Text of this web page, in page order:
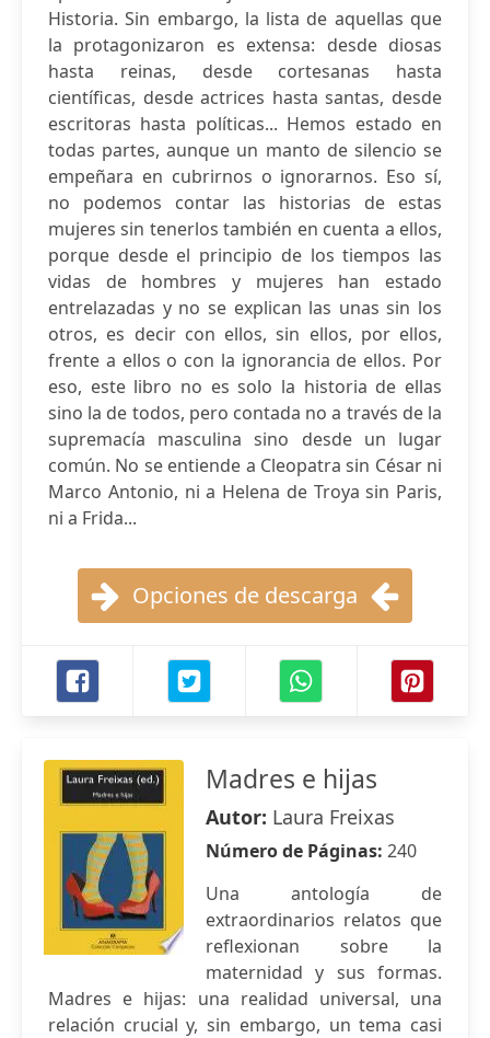
Historia. Sin embargo, la lista de aquellas que
la protagonizaron es extensa: desde diosas
hasta reinas, desde cortesanas hasta
científicas, desde actrices hasta santas, desde
escritoras hasta políticas... Hemos estado en
todas partes, aunque un manto de silencio se
empeñara en cubrirnos o ignorarnos. Eso sí,
no podemos contar las historias de estas
mujeres sin tenerlos también en cuenta a ellos,
porque desde el principio de los tiempos las
vidas de hombres y mujeres han estado
entrelazadas y no se explican las unas sin los
otros, es decir con ellos, sin ellos, por ellos,
frente a ellos o con la ignorancia de ellos. Por
eso, este libro no es solo la historia de ellas
sino la de todos, pero contada no a través de la
supremacía masculina sino desde un lugar
común. No se entiende a Cleopatra sin César ni
Marco Antonio, ni a Helena de Troya sin Paris,
ni a Frida...
Opciones de descarga
Madres e hijas
Autor: Laura Freixas
Número de Páginas: 240
Una antología de
extraordinarios relatos que
reflexionan sobre la
maternidad y sus formas.
Madres e hijas: una realidad universal, una
relación crucial y, sin embargo, un tema casi